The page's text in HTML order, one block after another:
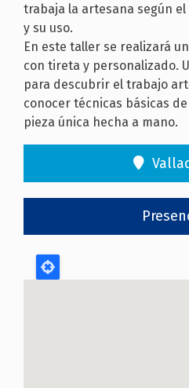
trabaja la artesana según
y su uso.
En este taller se realizará
con tireta y personalizado.
para descubrir el trabajo
conocer técnicas básicas
pieza única hecha a mano.